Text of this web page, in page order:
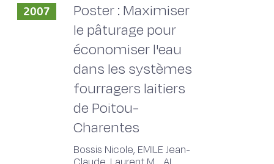
2007
Poster : Maximiser
le pâturage pour
économiser l'eau
dans les systèmes
fourragers laitiers
de Poitou-
Charentes
Bossis Nicole, EMILE Jean-